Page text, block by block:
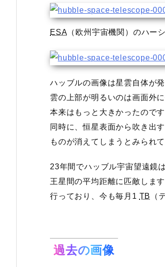
ESA （欧州宇宙機関）のハー
ハッブルの画像は星雲自体が
雲の上部が明るいのは画面外
本来はもっと大きかったので
同時に、恒星表面から吹き出
ものが消えてしまうとみられて
23年間でハッブル宇宙望遠鏡
王星間の平均距離に匹敵しま
行っており、今も毎月1 TB （
過去の画像